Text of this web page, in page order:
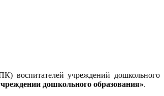
воспитателей учреждений дошкольного
дошкольного образования».